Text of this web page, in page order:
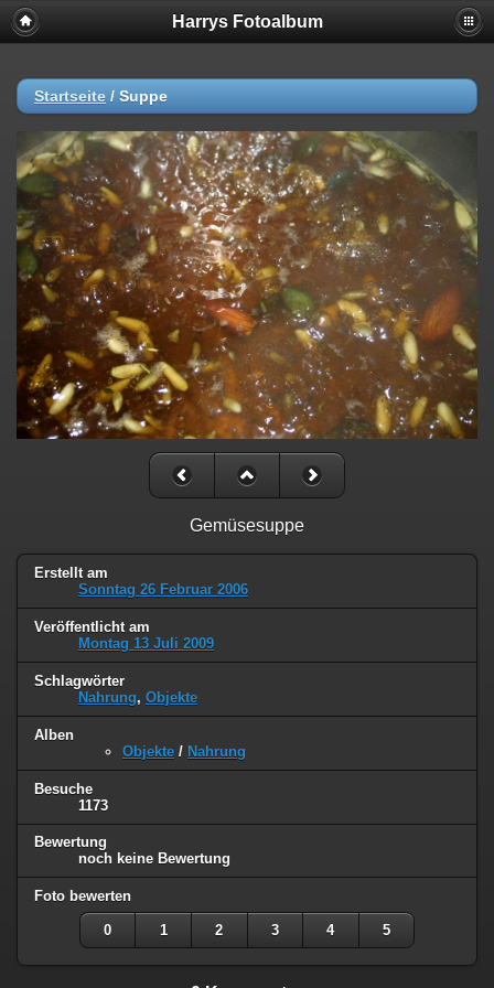
Harrys Fotoalbum
Startseite / Suppe
Gemüsesuppe
Erstellt am
Sonntag 26 Februar 2006
Veröffentlicht am
Montag 13 Juli 2009
Schlagwörter
Nahrung, Objekte
Alben
Objekte / Nahrung
Besuche
1173
Bewertung
noch keine Bewertung
Foto bewerten
0 1 2 3 4 5